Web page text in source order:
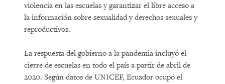
violencia en las escuelas y garantizar el libre acceso a
la información sobre sexualidad y derechos sexuales y
reproductivos.
La respuesta del gobierno a la pandemia incluyó el
cierre de escuelas en todo el país a partir de abril de
2020. Según datos de UNICEF, Ecuador ocupó el